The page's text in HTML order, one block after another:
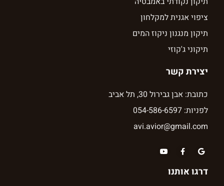
ציפוי אגנית למקלחון
תיקון מנגנון ניקוז המים
תיקוני ג'קוזי
יצירת קשר
כתובת: אבן גבירול 30, תל אביב
לפניות: 054-586-6597
avi.avior@gmail.com
דרגו אותנו